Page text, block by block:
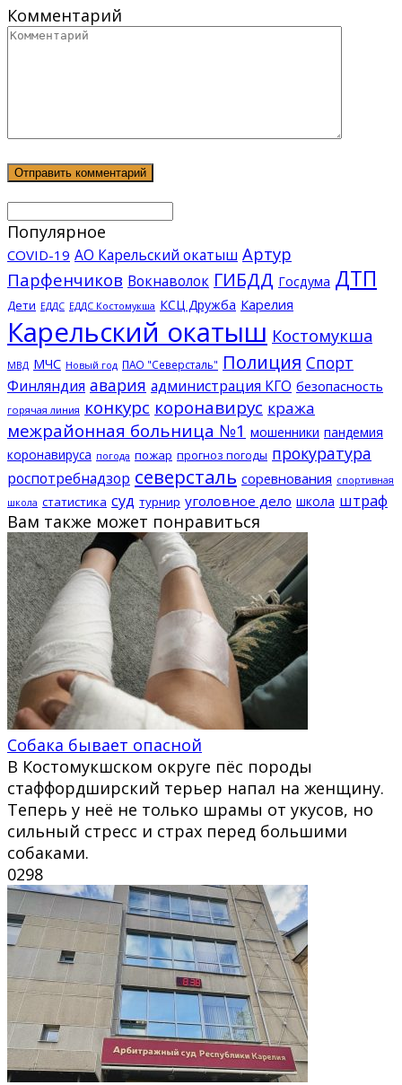
Комментарий
Популярное
COVID-19 АО Карельский окатыш Артур
Парфенчиков Вокнаволок ГИБДД Госдума ДТП
Дети ЕДДС ЕДДС Костомукша КСЦ Дружба Карелия
Карельский окатыш Костомукша
МВД МЧС Новый год ПАО "Северсталь" Полиция Спорт
Финляндия авария администрация КГО безопасность
горячая линия конкурс коронавирус кража
межрайонная больница №1 мошенники пандемия
коронавируса погода пожар прогноз погоды прокуратура
роспотребнадзор северсталь соревнования спортивная
школа статистика суд турнир уголовное дело школа штраф
Вам также может понравиться
Собака бывает опасной
В Костомукшском округе пёс породы
стаффордширский терьер напал на женщину.
Теперь у неё не только шрамы от укусов, но
сильный стресс и страх перед большими
собаками.
0298